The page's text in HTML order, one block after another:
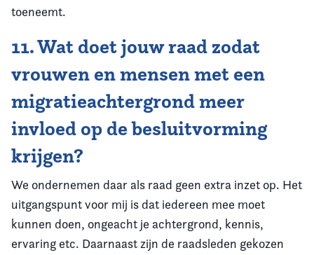
toeneemt.
11. Wat doet jouw raad zodat
vrouwen en mensen met een
migratieachtergrond meer
invloed op de besluitvorming
krijgen?
We ondernemen daar als raad geen extra inzet op. Het
uitgangspunt voor mij is dat iedereen mee moet
kunnen doen, ongeacht je achtergrond, kennis,
ervaring etc. Daarnaast zijn de raadsleden gekozen